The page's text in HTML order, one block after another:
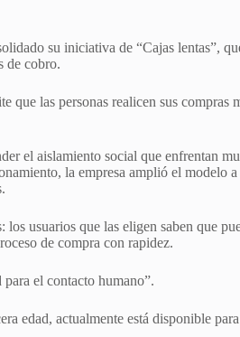
su iniciativa de “Cajas lentas”,
de cobro.
que las personas realicen sus compras
el aislamiento social que enfrentan
la empresa amplió el modelo
usuarios que las eligen saben que
de compra con rapidez.
el contacto humano”.
edad, actualmente está disponible